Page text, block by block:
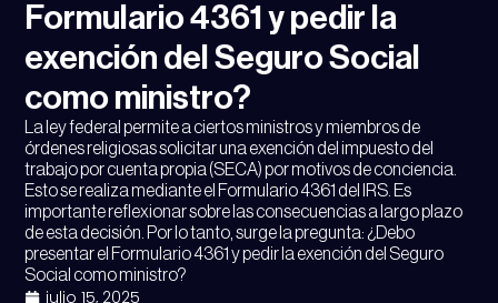
Formulario 4361 y pedir la
exención del Seguro Social
como ministro?
La ley federal permite a ciertos ministros y miembros de
órdenes religiosas solicitar una exención del impuesto del
trabajo por cuenta propia (SECA) por motivos de conciencia.
Esto se realiza mediante el Formulario 4361 del IRS. Es
importante reflexionar sobre las consecuencias a largo plazo
de esta decisión. Por lo tanto, surge la pregunta: ¿Debo
presentar el Formulario 4361 y pedir la exención del Seguro
Social como ministro?
julio 15, 2025